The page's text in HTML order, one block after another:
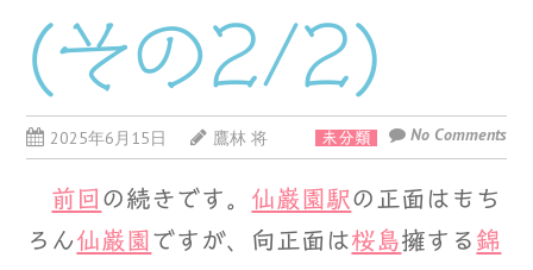
(その2/2)
2025年6月15日 鷹林 将 未分類 No Comments
前回 の続きです。 仙巌園駅 の正面はもち
ろん 仙巌園 ですが、向正面は桜島擁する 錦